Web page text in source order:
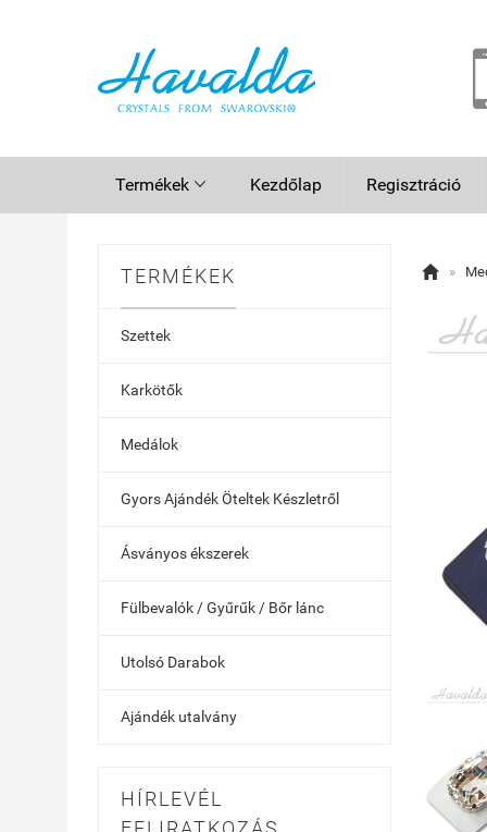
Termékek  Kezdőlap Regisztráció
TERMÉKEK
Szettek
Karkötők
Medálok
Gyors Ajándék Öteltek Készletről
Ásványos ékszerek
Fülbevalók / Gyűrűk / Bőr lánc
Utolsó Darabok
Ajándék utalvány
HÍRLEVÉL
 »